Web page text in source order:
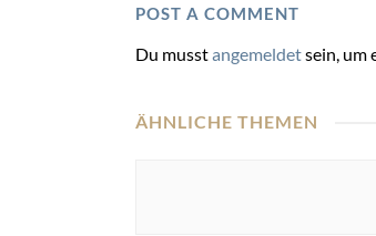
POST A COMMENT
Du musstangemeldetsein, um
ÄHNLICHE THEMEN